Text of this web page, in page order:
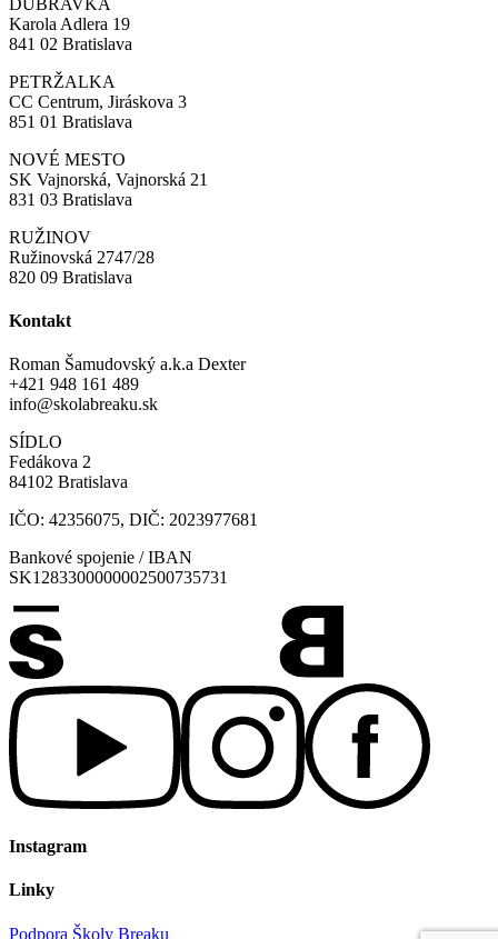
Karola Adlera 19
841 02 Bratislava
PETRŽALKA
CC Centrum, Jiráskova 3
851 01 Bratislava
NOVÉ MESTO
SK Vajnorská, Vajnorská 21
831 03 Bratislava
RUŽINOV
Ružinovská 2747/28
820 09 Bratislava
Kontakt
Roman Šamudovský a.k.a Dexter
+421 948 161 489
info@skolabreaku.sk
SÍDLO
Fedákova 2
84102 Bratislava
IČO: 42356075, DIČ: 2023977681
Bankové spojenie / IBAN
SK1283300000002500735731
Instagram
Linky
Podpora Školy Breaku